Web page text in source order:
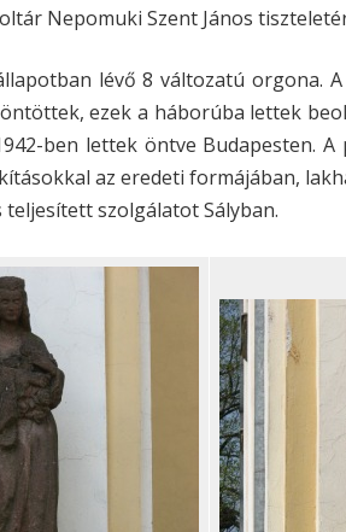
Nepomuki Szent János
lévő 8 változatú orgona.
ezek a háborúba lettek
ben lettek öntve Budapesten.
az eredeti formájában,
szolgálatot Sályban.